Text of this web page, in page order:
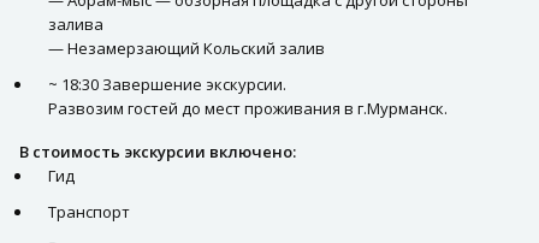
залива
— Незамерзающий Кольский залив
~ 18:30 Завершение экскурсии.
Развозим гостей до мест проживания в г.Мурманск.
В стоимость экскурсии включено:
Гид
Транспорт